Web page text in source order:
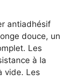
antiadhésif
douce, un
Les
à la
vide. Les